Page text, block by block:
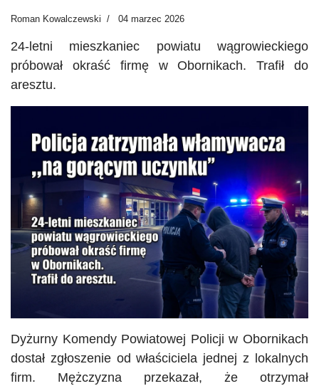
Roman Kowalczewski 04 marzec 2026
24-letni mieszkaniec powiatu wągrowieckiego
próbował okraść firmę w Obornikach. Trafił do
aresztu.
Dyżurny Komendy Powiatowej Policji w Obornikach
dostał zgłoszenie od właściciela jednej z lokalnych
firm. Mężczyzna przekazał, że otrzymał